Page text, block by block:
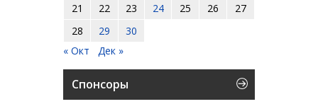
21
22 23 24 25 26
27
28
29
30
« Окт
Дек »
Спонсоры